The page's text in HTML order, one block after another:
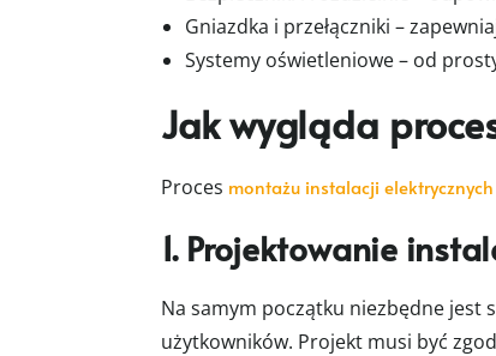
Gniazdka i przełączniki –
Systemy oświetleniowe – od
Jak wygląda
Proces montażu instalacji elektrycznych
1. Projektowanie
Na samym początku niezbędne jest
użytkowników. Projekt musi być